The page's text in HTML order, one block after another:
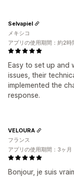
Easy to set up and
issues, their
implemented the
response.
Selvapiel
メキシコ
アプリの使用期間：約2時
Bonjour, je suis
VELOURA
フランス
アプリの使用期間：3ヶ月